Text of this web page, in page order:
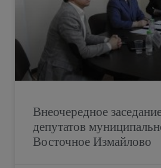
Внеочередное
депутатов
Восточное Измайлово